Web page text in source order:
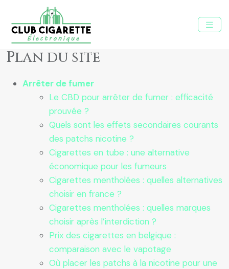
Plan du site
Arrêter de fumer
Le CBD pour arrêter de fumer : efficacité
prouvée ?
Quels sont les effets secondaires courants
des patchs nicotine ?
Cigarettes en tube : une alternative
économique pour les fumeurs
Cigarettes mentholées : quelles alternatives
choisir en france ?
Cigarettes mentholées : quelles marques
choisir après l’interdiction ?
Prix des cigarettes en belgique :
comparaison avec le vapotage
Où placer les patchs à la nicotine pour une